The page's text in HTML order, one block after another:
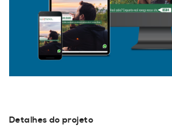
Detalhes do projeto